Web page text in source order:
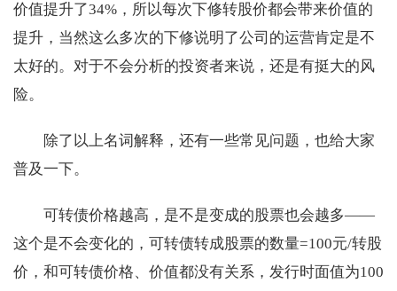
价值提升了34%，所以每次下修转股价都会带来价值的
提升，当然这么多次的下修说明了公司的运营肯定是不
太好的。对于不会分析的投资者来说，还是有挺大的风
险。
除了以上名词解释，还有一些常见问题，也给大家
普及一下。
可转债价格越高，是不是变成的股票也会越多——
这个是不会变化的，可转债转成股票的数量=100元/转股
价，和可转债价格、价值都没有关系，发行时面值为100